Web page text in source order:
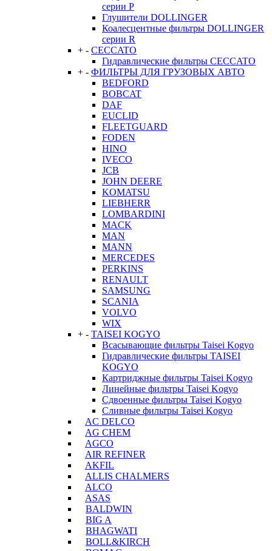
серии P
Глушители DOLLINGER
Коалесцентные фильтры DOLLINGER
серии R
+ - CECCATO
Гидравлические фильтры CECCATO
+ - ФИЛЬТРЫ ДЛЯ ГРУЗОВЫХ АВТО
BEDFORD
BOBCAT
DAF
EUCLID
FLEETGUARD
FODEN
HINO
IVECO
JCB
JOHN DEERE
KOMATSU
LIEBHERR
LOMBARDINI
MACK
MAN
MANN
MERCEDES
PERKINS
RENAULT
SAMSUNG
SCANIA
VOLVO
WIX
+ - TAISEI KOGYO
Всасывающие фильтры Taisei Kogyo
Гидравлические фильтры TAISEI
KOGYO
Картриджные фильтры Taisei Kogyo
Линейные фильтры Taisei Kogyo
Сдвоенные фильтры Taisei Kogyo
Сливные фильтры Taisei Kogyo
AC DELCO
AG CHEM
AGCO
AIR REFINER
AKFIL
ALLIS CHALMERS
ALCO
ASAS
BALDWIN
BIG A
BHAGWATI
BOLL&KIRCH